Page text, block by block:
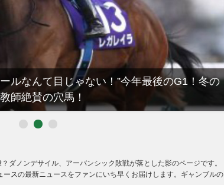
ルなんて目じゃない！”今年最後のG1！冬の
師絶賛の穴馬！
ダノンデサイル、アーバンシック敗戦が落とした影のページです。
ースの最新ニュースをファンにいち早くお届けします。ギャンブルの